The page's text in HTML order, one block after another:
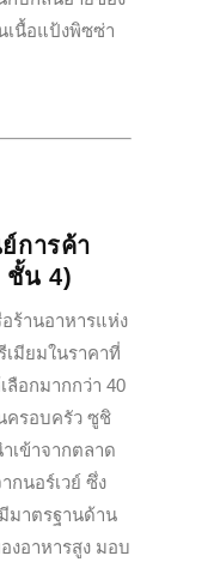
เนื้อแป้งพิซซ่า
การค้า
ชั้น 4)
ร้านอาหารแห่ง
มียมในราคาที่
ลือกมากกว่า 40
ครอบครัว ซูชิ
เข้าจากตลาด
นอร์เวย์ ซึ่ง
มาตรฐานด้าน
งอาหารสูง มอบ